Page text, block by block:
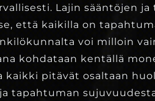
Lajin sääntöjen
että kaikilla on
voi milloin
kohdataan kentällä
kaikki pitävät osaltaan
tapahtuman